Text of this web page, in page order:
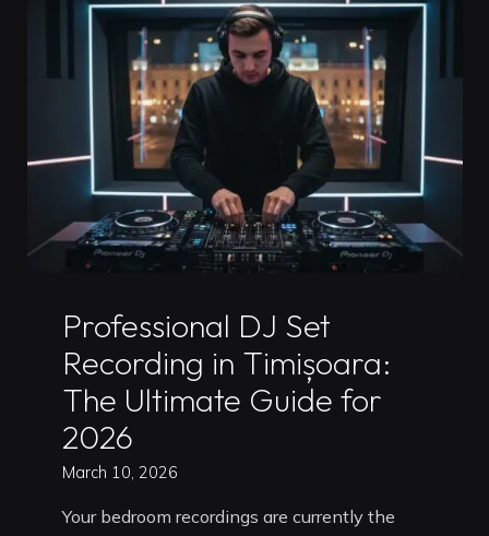
Professional DJ Set
Recording in Timișoara:
The Ultimate Guide for
2026
March 10, 2026
Your bedroom recordings are currently the